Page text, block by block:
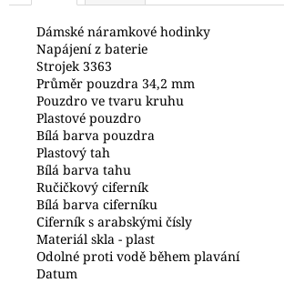
Dámské náramkové hodinky
Napájení z baterie
Strojek 3363
Průměr pouzdra 34,2 mm
Pouzdro ve tvaru kruhu
Plastové pouzdro
Bílá barva pouzdra
Plastový tah
Bílá barva tahu
Ručičkový ciferník
Bílá barva ciferníku
Ciferník s arabskými čísly
Materiál skla - plast
Odolné proti vodě během plavání
Datum
j
HODINKY
ORIENT
FETAC002W0
200
Kč